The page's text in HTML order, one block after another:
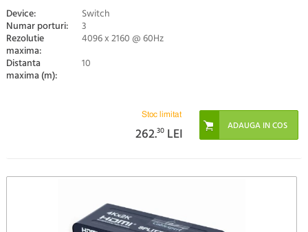
Device: Switch
Numar porturi: 3
Rezolutie
maxima:
4096 x 2160 @ 60Hz
Distanta
maxima (m):
10
Stoc limitat
262.30 LEI